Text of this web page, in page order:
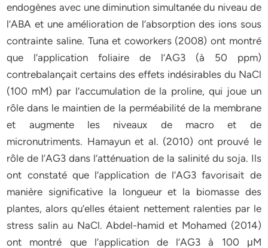
endogènes avec une diminution simultanée du niveau de
l’ABA et une amélioration de l’absorption des ions sous
contrainte saline. Tuna et coworkers (2008) ont montré
que l’application foliaire de l’AG3 (à 50 ppm)
contrebalançait certains des effets indésirables du NaCl
(100 mM) par l’accumulation de la proline, qui joue un
rôle dans le maintien de la perméabilité de la membrane
et augmente les niveaux de macro et de
micronutriments. Hamayun et al. (2010) ont prouvé le
rôle de l’AG3 dans l’atténuation de la salinité du soja. Ils
ont constaté que l’application de l’AG3 favorisait de
manière significative la longueur et la biomasse des
plantes, alors qu’elles étaient nettement ralenties par le
stress salin au NaCl. Abdel-hamid et Mohamed (2014)
ont montré que l’application de l’AG3 à 100 μM